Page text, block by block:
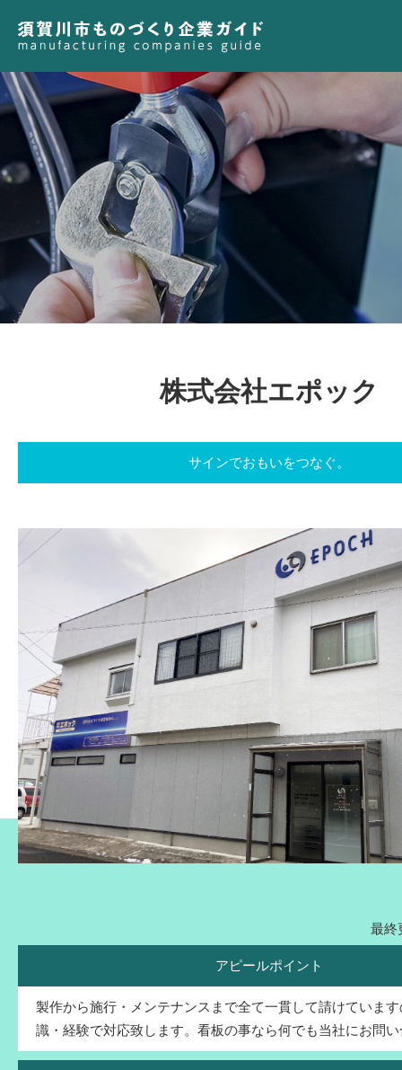
株式会社エポック
サインでおもいをつなぐ。
最終
アピールポイント
製作から施行・メンテナンスまで全て一貫して請けていま
識・経験で対応致します。看板の事なら何でも当社にお問